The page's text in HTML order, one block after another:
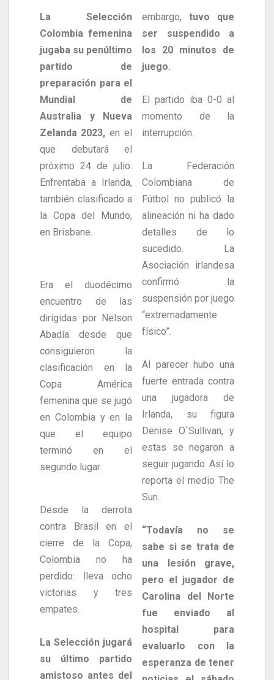
La Selección
Colombia femenina
jugaba su penúltimo
partido de
preparación para el
Mundial de
Australia y Nueva
Zelanda 2023, en el
que debutará el
próximo 24 de julio.
Enfrentaba a Irlanda,
también clasificado a
la Copa del Mundo,
en Brisbane.
Era el duodécimo
encuentro de las
dirigidas por Nelson
Abadía desde que
consiguieron la
clasificación en la
Copa América
femenina que se jugó
en Colombia y en la
que el equipo
terminó en el
segundo lugar.
Desde la derrota
contra Brasil en el
cierre de la Copa,
Colombia no ha
perdido: lleva ocho
victorias y tres
empates.
La Selección jugará
su último partido
amistoso antes del
embargo, tuvo que
ser suspendido a
los 20 minutos de
juego.
El partido iba 0-0 al
momento de la
interrupción.
La Federación
Colombiana de
Fútbol no publicó la
alineación ni ha dado
detalles de lo
sucedido. La
Asociación irlandesa
confirmó la
suspensión por juego
“extremadamente
físico”.
Al parecer hubo una
fuerte entrada contra
una jugadora de
Irlanda, su figura
Denise O`Sullivan, y
estas se negaron a
seguir jugando. Así lo
reporta el medio The
Sun.
“Todavía no se
sabe si se trata de
una lesión grave,
pero el jugador de
Carolina del Norte
fue enviado al
hospital para
evaluarlo con la
esperanza de tener